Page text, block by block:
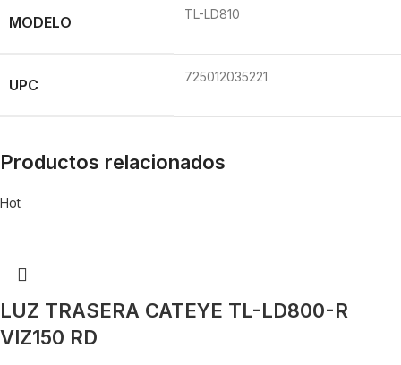
MODELO TL-LD810
UPC 725012035221
Productos relacionados
Hot
LUZ TRASERA CATEYE TL-LD800-R
VIZ150 RD